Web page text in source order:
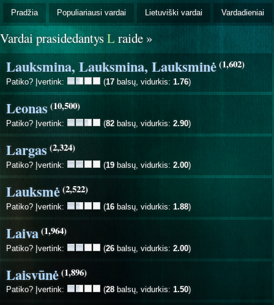
Pradžia Populiariausi vardai Lietuviški vardai Vardadieniai
Vardai prasidedantysLraide »
Lauksmina, Lauksmina, Lauksminė(1,602)
Patiko? Įvertink: (17 balsų, vidurkis: 1.76)
Leonas(10,500)
Patiko? Įvertink: (82 balsų, vidurkis: 2.90)
Largas(2,324)
Patiko? Įvertink: (19 balsų, vidurkis: 2.00)
Lauksmė(2,522)
Patiko? Įvertink: (16 balsų, vidurkis: 1.88)
Laiva(1,964)
Patiko? Įvertink: (26 balsų, vidurkis: 2.00)
Laisvūnė(1,896)
Patiko? Įvertink: (28 balsų, vidurkis: 1.50)